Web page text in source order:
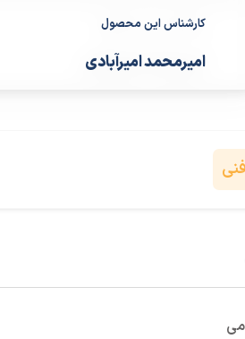
کارشناس این محصول
امیرمحمد امیرآبادی